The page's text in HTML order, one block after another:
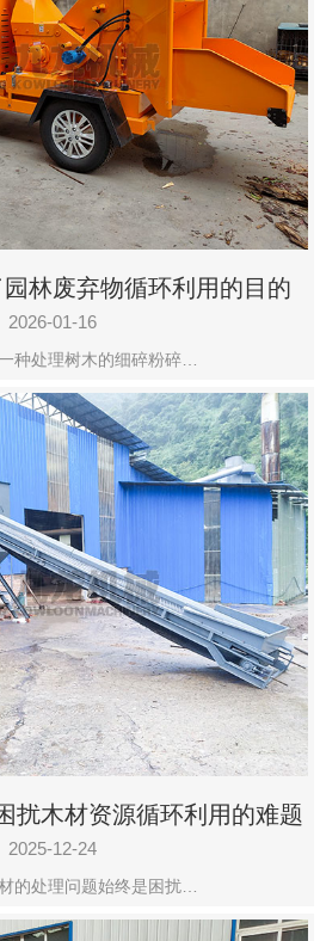
林废弃物循环利用的目的
2026-01-16
种处理树木的细碎粉碎…
扰木材资源循环利用的难题
2025-12-24
的处理问题始终是困扰…